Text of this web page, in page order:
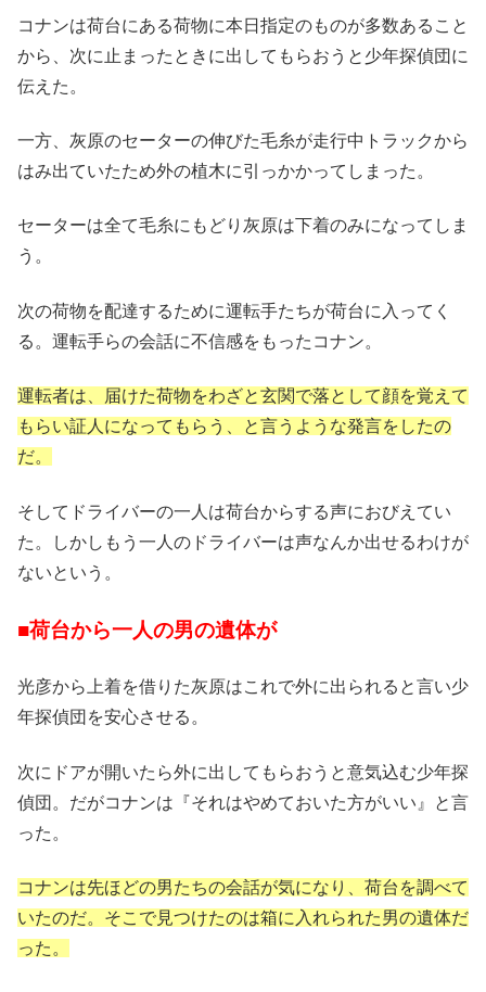
コナンは荷台にある荷物に本日指定のものが多数あること
から、次に止まったときに出してもらおうと少年探偵団に
伝えた。
一方、灰原のセーターの伸びた毛糸が走行中トラックから
はみ出ていたため外の植木に引っかかってしまった。
セーターは全て毛糸にもどり灰原は下着のみになってしま
う。
次の荷物を配達するために運転手たちが荷台に入ってく
る。運転手らの会話に不信感をもったコナン。
運転者は、届けた荷物をわざと玄関で落として顔を覚えて
もらい証人になってもらう、と言うような発言をしたの
だ。
そしてドライバーの一人は荷台からする声におびえてい
た。しかしもう一人のドライバーは声なんか出せるわけが
ないという。
■荷台から一人の男の遺体が
光彦から上着を借りた灰原はこれで外に出られると言い少
年探偵団を安心させる。
次にドアが開いたら外に出してもらおうと意気込む少年探
偵団。だがコナンは『それはやめておいた方がいい』と言
った。
コナンは先ほどの男たちの会話が気になり、荷台を調べて
いたのだ。そこで見つけたのは箱に入れられた男の遺体だ
った。